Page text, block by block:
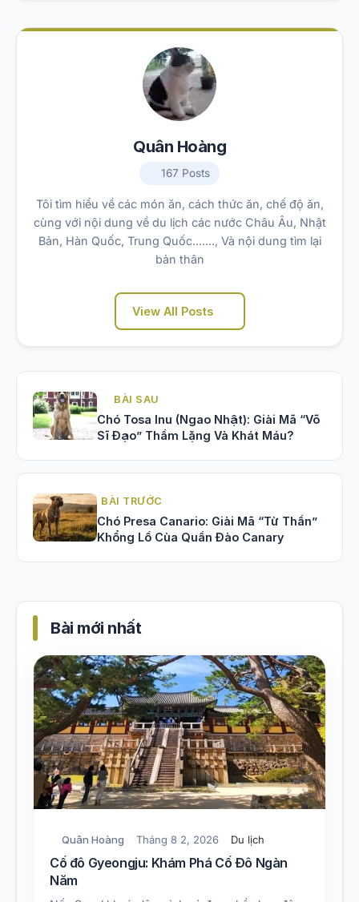
Quân Hoàng
167 Posts
Tôi tìm hiểu về các món ăn, cách thức ăn, chế độ ăn,
cùng với nội dung về du lịch các nước Châu Âu, Nhật
Bản, Hàn Quốc, Trung Quốc......., Và nội dung tìm lại
bản thân
View All Posts
BÀI SAU
Chó Tosa Inu (Ngao Nhật): Giải Mã “Võ
Sĩ Đạo” Thầm Lặng Và Khát Máu?
BÀI TRƯỚC
Chó Presa Canario: Giải Mã “Tử Thần”
Khổng Lồ Của Quần Đảo Canary
Bài mới nhất
Quân Hoàng Tháng 8 2, 2026 Du lịch
Cố đô Gyeongju: Khám Phá Cố Đô Ngàn
Năm